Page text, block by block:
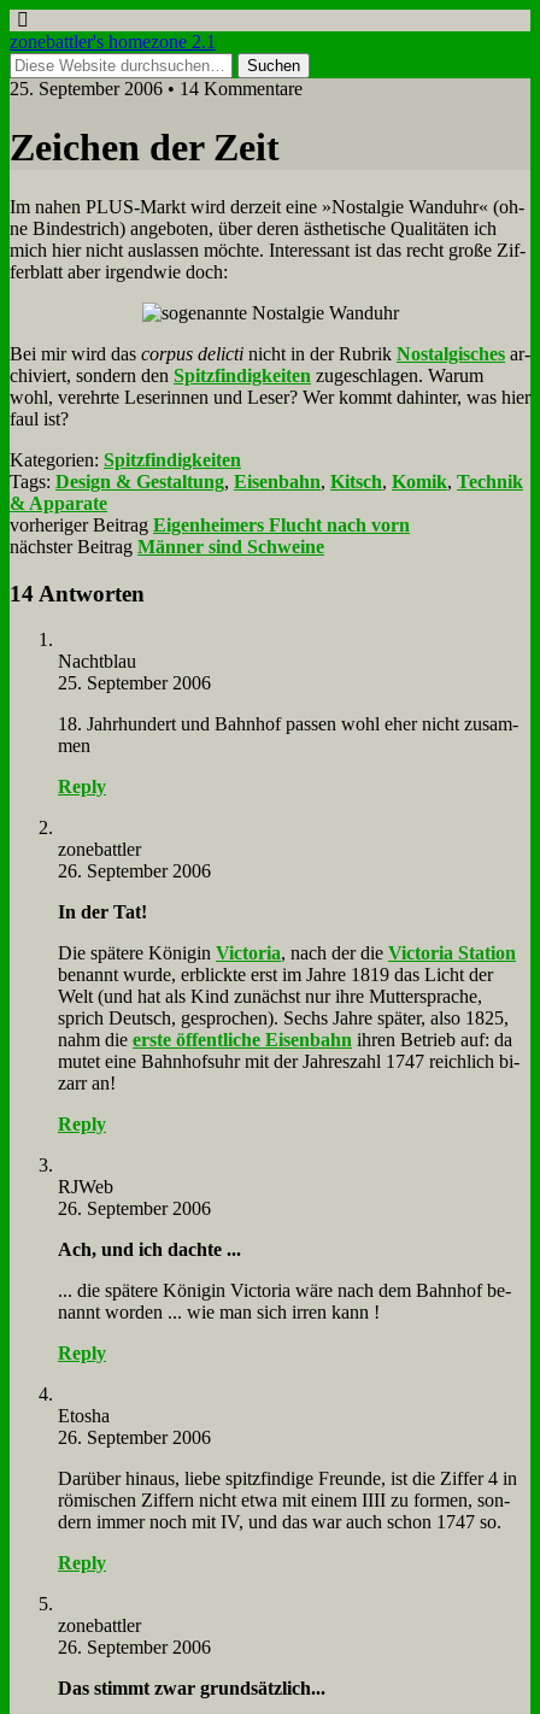
zonebattler's homezone 2.1
25. September 2006 • 14 Kommentare
Zei­chen der Zeit
Im na­hen PLUS-Markt wird der­zeit ei­ne »Nost­al­gie Wand­uhr« (oh­
ne Bin­de­strich) an­ge­bo­ten, über de­ren äs­the­ti­sche Qua­li­tä­ten ich
mich hier nicht aus­las­sen möch­te. In­ter­es­sant ist das recht gro­ße Zif­
fer­blatt aber ir­gend­wie doch:
Bei mir wird das cor­pus de­lic­ti nicht in der Ru­brik Nost­al­gi­sches ar­
chi­viert, son­dern den Spitz­fin­dig­kei­ten zu­ge­schla­gen. War­um
wohl, ver­ehr­te Le­se­rin­nen und Le­ser? Wer kommt da­hin­ter, was hier
faul ist?
Kategorien: Spitzfindigkeiten
Tags: Design & Gestaltung, Eisenbahn, Kitsch, Komik, Technik
& Apparate
vorheriger Beitrag Eigenheimers Flucht nach vorn
nächster Beitrag Männer sind Schweine
14 Antworten
Nacht­blau
25. September 2006
18. Jahr­hun­dert und Bahn­hof pas­sen wohl eher nicht zu­sam­
men
Reply
zone­batt­ler
26. September 2006
In der Tat!
Die spä­te­re Kö­ni­gin Vic­to­ria, nach der die Vic­to­ria Sta­ti­on
be­nannt wur­de, er­blick­te erst im Jah­re 1819 das Licht der
Welt (und hat als Kind zu­nächst nur ih­re Mut­ter­spra­che,
sprich Deutsch, ge­spro­chen). Sechs Jah­re spä­ter, al­so 1825,
nahm die er­ste öf­fent­li­che Ei­sen­bahn ih­ren Be­trieb auf: da
mu­tet ei­ne Bahn­hofs­uhr mit der Jah­res­zahl 1747 reich­lich bi­
zarr an!
Reply
RJ­Web
26. September 2006
Ach, und ich dach­te ...
... die spä­te­re Kö­ni­gin Vic­to­ria wä­re nach dem Bahn­hof be­
nannt wor­den ... wie man sich ir­ren kann !
Reply
Eto­sha
26. September 2006
Dar­über hin­aus, lie­be spitz­fin­di­ge Freun­de, ist die Zif­fer 4 in
rö­mi­schen Zif­fern nicht et­wa mit ei­nem IIII zu for­men, son­
dern im­mer noch mit IV, und das war auch schon 1747 so.
Reply
zone­batt­ler
26. September 2006
Das stimmt zwar grund­sätz­lich...